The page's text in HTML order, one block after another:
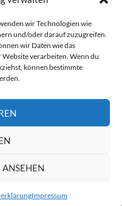
wir Technologien wie
und/oder darauf zuzugreifen.
wir Daten wie das
verarbeiten. Wenn du
können bestimmte
Impressum
Tourismusbranche
Wir freuen uns immer
Sie bei Interesse über
CTOUR über 30 Jahre im
WordPress